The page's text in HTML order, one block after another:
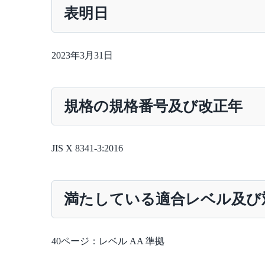
表明日
2023年3月31日
規格の規格番号及び改正年
JIS X 8341-3:2016
満たしている適合レベル及び
40ページ：レベル AA 準拠